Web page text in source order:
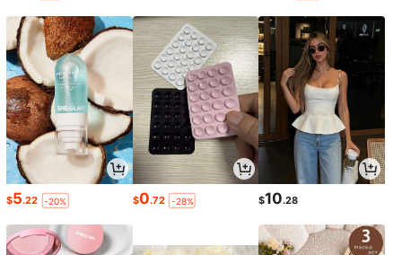
$5.22 -20% $0.72 -28% $10.28